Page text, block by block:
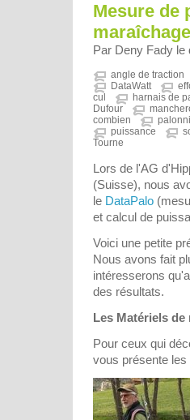
Mesure de
Par Deny Fady le
angle de traction
DataWatt
cul
harnais de
Dufour
combien
puissance
Tourne
Lors de l'AG
(Suisse), nous
le DataPalo
et calcul de
Voici une petite
Nous avons fait
intéresserons
des résultats.
Les Matériels
Pour ceux qui
vous présente